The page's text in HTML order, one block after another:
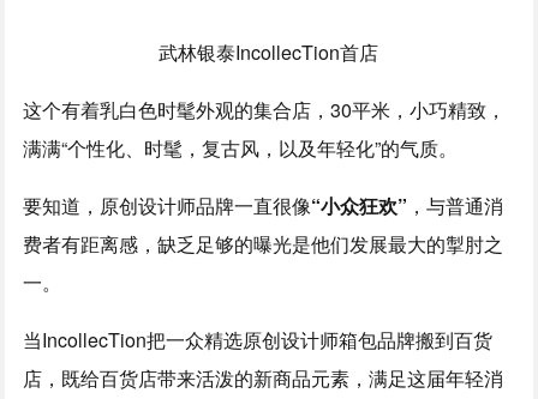
武林银泰IncollecTion首店
这个有着乳白色时髦外观的集合店，30平米，小巧精致，
满满“个性化、时髦，复古风，以及年轻化”的气质。
要知道，原创设计师品牌一直很像“小众狂欢” ，与普通消
费者有距离感，缺乏足够的曝光是他们发展最大的掣肘之
一。
当IncollecTion把一众精选原创设计师箱包品牌搬到百货
店，既给百货店带来活泼的新商品元素，满足这届年轻消